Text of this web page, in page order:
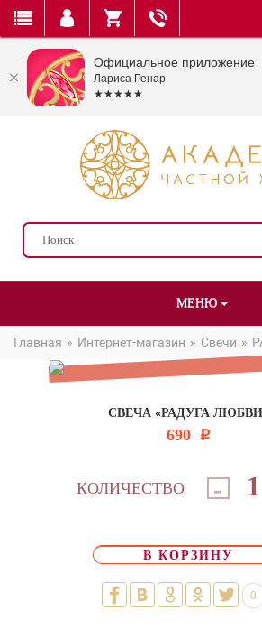
МЕНЮ
Главная Интернет-магазин Свечи
СВЕЧА «РАДУГА
690 Р
КОЛИЧЕСТВО -
В КОРЗИНУ
0
Официальное приложение
Лариса Ренар
★★★★★